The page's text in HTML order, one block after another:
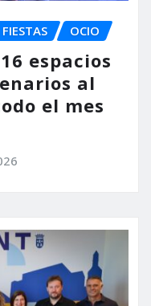
FIESTAS OCIO
espacios
al
el mes